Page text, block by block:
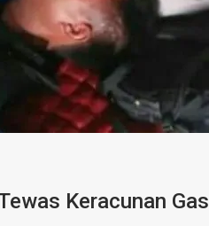
Keracunan Gas